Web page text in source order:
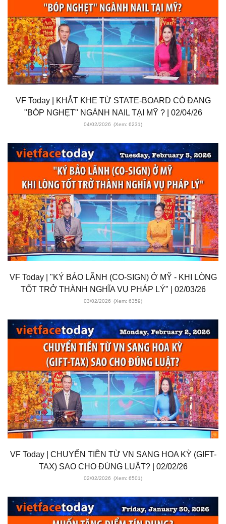
VF Today | KHẮT KHE TỪ STATE-BOARD CÓ ĐANG
"BÓP NGHẸT" NGÀNH NAIL TẠI MỸ ? | 02/04/26
04/02/2026 (Xem: 6231)
VF Today | "KÝ BẢO LÃNH (CO-SIGN) Ở MỸ - KHI LÒNG
TỐT TRỞ THÀNH NGHĨA VỤ PHÁP LÝ" | 02/03/26
03/02/2026 (Xem: 6359)
VF Today | CHUYỂN TIỀN TỪ VN SANG HOA KỲ (GIFT-
TAX) SAO CHO ĐÚNG LUẬT? | 02/02/26
02/02/2026 (Xem: 6501)